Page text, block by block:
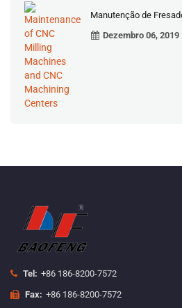
Manutenção de
Dezembro 06, 2019
Tel: +86 186-8200-7572
Fax: +86 186-8200-7572